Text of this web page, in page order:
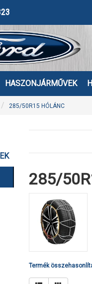
HASZONJÁRMŰVEK
285/50R15 HÓLÁNC
285/
Termék